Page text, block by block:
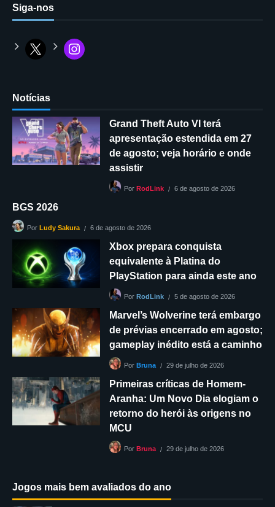
Siga-nos
Notícias
Grand Theft Auto VI terá
apresentação estendida em 27
de agosto; veja horário e onde
assistir
Por RodLink 6 de agosto de 2026
BGS 2026
Por Ludy Sakura 6 de agosto de 2026
Xbox prepara conquista
equivalente à Platina do
PlayStation para ainda este ano
Por RodLink 5 de agosto de 2026
Marvel’s Wolverine terá embargo
de prévias encerrado em agosto;
gameplay inédito está a caminho
Por Bruna 29 de julho de 2026
Primeiras críticas de Homem-
Aranha: Um Novo Dia elogiam o
retorno do herói às origens no
MCU
Por Bruna 29 de julho de 2026
Jogos mais bem avaliados do ano